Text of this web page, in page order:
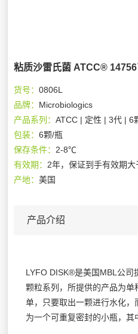
粘质沙雷氏菌 ATCC®
货号：0806L
品牌： Microbiologics
产品系列：ATCC | 定性 | 3代 | 6
包装：6颗/瓶
保存条件： 2-8℃
有效期： 2年，保证到手有效期大
产地：美国
产品介绍
LYFO DISK®是美国MBL公司
颗粒系列，所提供的产品为
单，只要取出一颗进行水化
为一个可重复密封的小瓶，其